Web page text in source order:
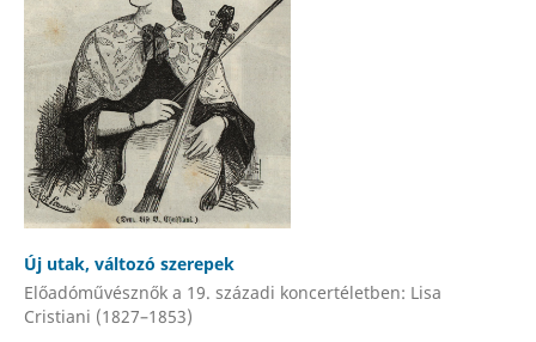
Új utak, változó szerepek
Előadóművésznők a 19. századi koncertéletben: Lisa
Cristiani (1827–1853)